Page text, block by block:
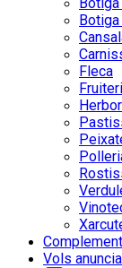
Fleca
Vols